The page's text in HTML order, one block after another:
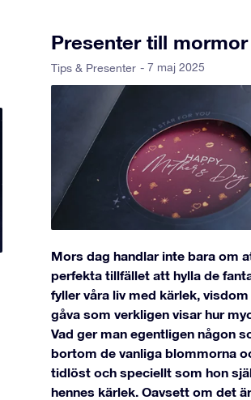
Presenter till
Tips & Presenter - 7 maj 2025
Mors dag handlar inte bara om
perfekta tillfället att hylla de
fyller våra liv med kärlek,
gåva som verkligen visar hur
Vad ger man egentligen någon
bortom de vanliga blommorna
tidlöst och speciellt som hon
hennes kärlek. Oavsett om det